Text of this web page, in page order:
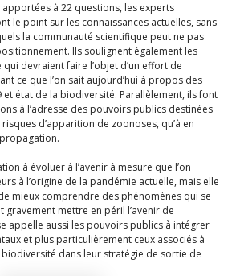
à 22 questions, les experts
le point sur les connaissances actuelles, sans
la communauté scientifique peut ne pas
Ils soulignent également les
devraient faire l’objet d’un effort de
ce que l’on sait aujourd’hui à propos des
et état de la biodiversité. Parallèlement, ils font
à l’adresse des pouvoirs publics destinées
d’apparition de zoonoses, qu’à en
à évoluer à l’avenir à mesure que l’on
à l’origine de la pandémie actuelle, mais elle
mieux comprendre des phénomènes qui se
mettre en péril l’avenir de
appelle aussi les pouvoirs publics à intégrer
et plus particulièrement ceux associés à
biodiversité dans leur stratégie de sortie de